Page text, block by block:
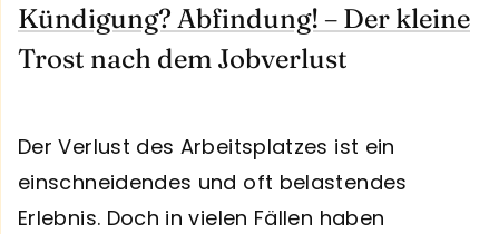
Kündigung? Abfindung! – Der kleine
Trost nach dem Jobverlust
Der Verlust des Arbeitsplatzes ist ein
einschneidendes und oft belastendes
Erlebnis. Doch in vielen Fällen haben